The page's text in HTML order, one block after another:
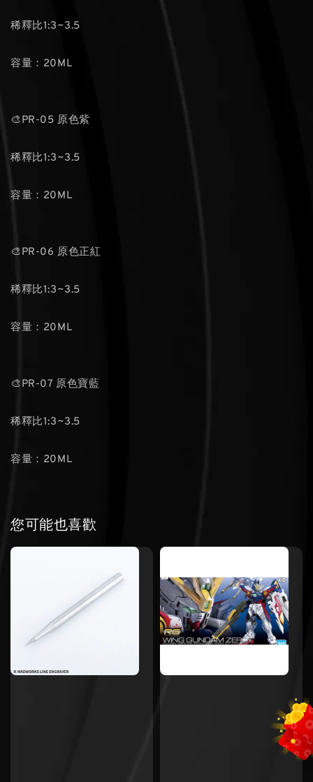
稀釋比1:3~3.5
容量：20ML
🎨PR-05 原色紫
稀釋比1:3~3.5
容量：20ML
🎨PR-06 原色正紅
稀釋比1:3~3.5
容量：20ML
🎨PR-07 原色寶藍
稀釋比1:3~3.5
容量：20ML
您可能也喜歡